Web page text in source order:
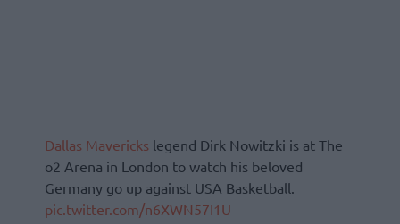
Dallas Mavericks legend Dirk Nowitzki is at The
o2 Arena in London to watch his beloved
Germany go up against USA Basketball.
pic.twitter.com/n6XWN57I1U